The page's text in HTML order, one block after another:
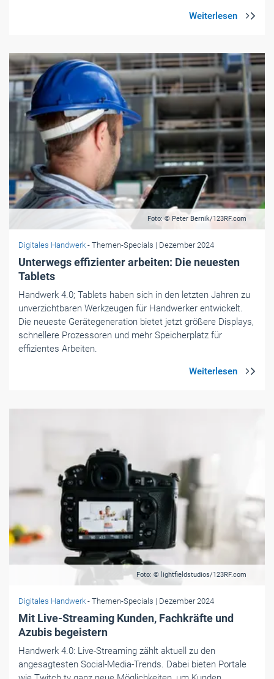
Foto: © Peter Bernik/123RF.com
Digitales Handwerk - Themen-Specials | Dezember 2024
Unterwegs effizienter ­arbeiten: Die neuesten
Tablets
Handwerk 4.0; Tablets haben sich in den letzten Jahren zu
unverzichtbaren Werkzeugen für Handwerker entwickelt.
Die neueste Gerätegeneration bietet jetzt größere Displays,
schnellere Prozessoren und mehr Speicherplatz für
effizientes Arbeiten.
Foto: © lightfieldstudios/123RF.com
Digitales Handwerk - Themen-Specials | Dezember 2024
Mit Live-Streaming Kunden, Fachkräfte und
Azubis begeistern
Handwerk 4.0: Live-Streaming zählt aktuell zu den
angesagtesten Social-Media-Trends. Dabei bieten Portale